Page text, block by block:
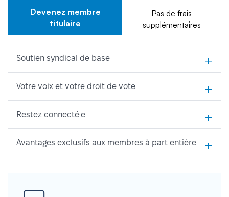
Devenez membre
titulaire
Pas de frais
supplémentaires
Soutien syndical de base +
Votre voix et votre droit de vote +
Restez connecté·e +
Avantages exclusifs aux membres à part entière +